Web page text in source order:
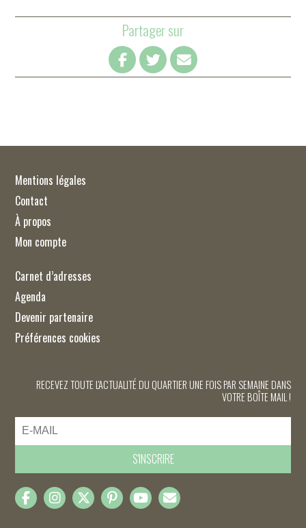
Partager sur
Mentions légales
Contact
À propos
Mon compte
Carnet d’adresses
Agenda
Devenir partenaire
Préférences cookies
RECEVEZ TOUTE L'ACTUALITÉ DU QUARTIER UNE FOIS PAR SEMAINE DANS
VOTRE BOÎTE MAIL !